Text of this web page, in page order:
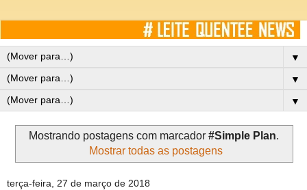
▼
▼
▼
Mostrando postagens com marcador #Simple Plan.
Mostrar todas as postagens
terça-feira, 27 de março de 2018